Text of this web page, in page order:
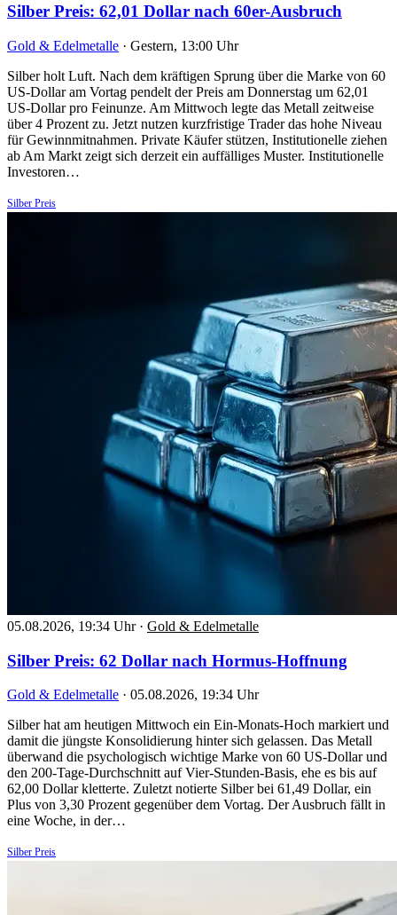
Silber Preis: 62,01 Dollar nach 60er-Ausbruch
Gold & Edelmetalle · Gestern, 13:00 Uhr
Silber holt Luft. Nach dem kräftigen Sprung über die Marke von 60
US-Dollar am Vortag pendelt der Preis am Donnerstag um 62,01
US-Dollar pro Feinunze. Am Mittwoch legte das Metall zeitweise
über 4 Prozent zu. Jetzt nutzen kurzfristige Trader das hohe Niveau
für Gewinnmitnahmen. Private Käufer stützen, Institutionelle ziehen
ab Am Markt zeigt sich derzeit ein auffälliges Muster. Institutionelle
Investoren…
Silber Preis
05.08.2026, 19:34 Uhr · Gold & Edelmetalle
Silber Preis: 62 Dollar nach Hormus-Hoffnung
Gold & Edelmetalle · 05.08.2026, 19:34 Uhr
Silber hat am heutigen Mittwoch ein Ein-Monats-Hoch markiert und
damit die jüngste Konsolidierung hinter sich gelassen. Das Metall
überwand die psychologisch wichtige Marke von 60 US-Dollar und
den 200-Tage-Durchschnitt auf Vier-Stunden-Basis, ehe es bis auf
62,00 Dollar kletterte. Zuletzt notierte Silber bei 61,49 Dollar, ein
Plus von 3,30 Prozent gegenüber dem Vortag. Der Ausbruch fällt in
eine Woche, in der…
Silber Preis